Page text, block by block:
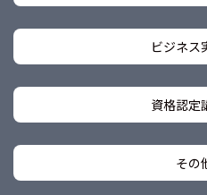
ビジネス
資格認定
その